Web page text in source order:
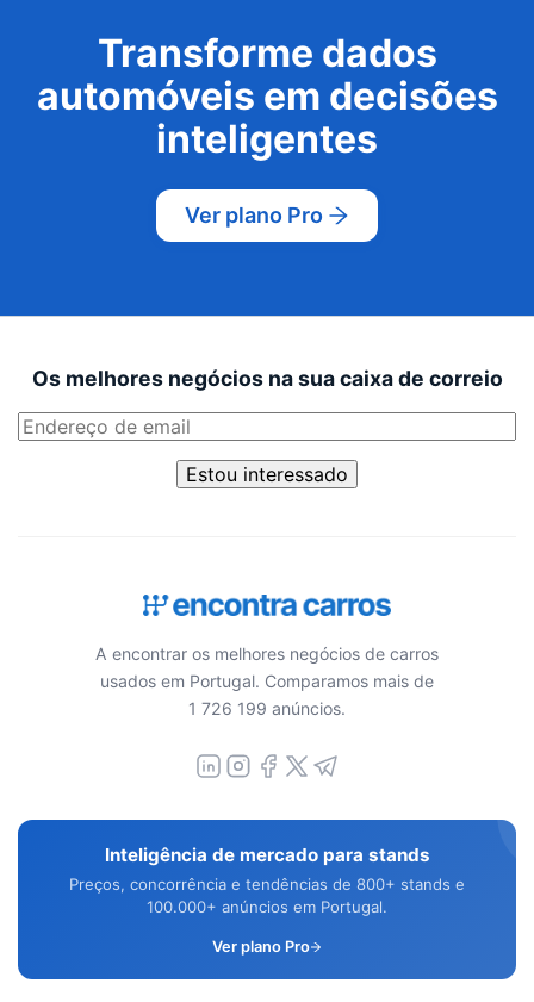
Transforme dados
automóveis em decisões
inteligentes
Ver plano Pro
Os melhores negócios na sua caixa de correio
Estou interessado
A encontrar os melhores negócios de carros
usados em Portugal. Comparamos mais de
1 726 199 anúncios.
Inteligência de mercado para stands
Preços, concorrência e tendências de 800+ stands e
100.000+ anúncios em Portugal.
Ver plano Pro